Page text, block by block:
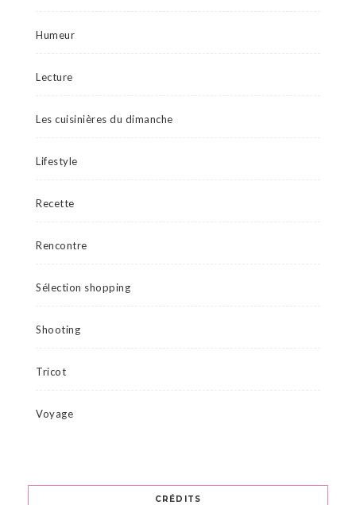
Humeur
Lecture
Les cuisinières du dimanche
Lifestyle
Recette
Rencontre
Sélection shopping
Shooting
Tricot
Voyage
CRÉDITS